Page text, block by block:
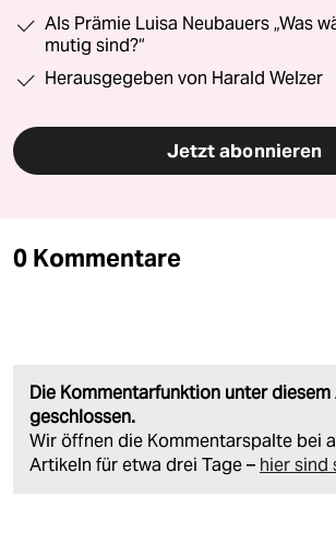
Als Prämie Luisa Neubauers „Was
mutig sind?“
Herausgegeben von Harald Welzer
Jetzt abonnieren
0 Kommentare
Die Kommentarfunktion unter
geschlossen.
Wir öffnen die Kommentarspalte bei
Artikeln für etwa drei Tage – hier sind